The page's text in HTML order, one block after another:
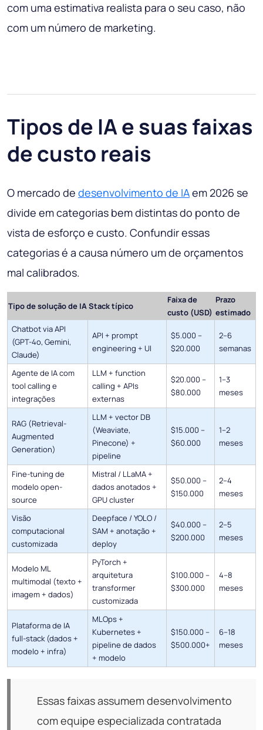
com uma estimativa realista para o seu caso, não
com um número de marketing.
Tipos de IA e suas faixas
de custo reais
O mercado de desenvolvimento de IAem 2026 se
divide em categorias bem distintas do ponto de
vista de esforço e custo. Confundir essas
categorias é a causa número um de orçamentos
mal calibrados.
Tipo de solução de IAStack típico
Faixa de
custo (USD)
Prazo
estimado
Chatbot via API
(GPT-4o, Gemini,
Claude)
API + prompt
engineering + UI
$5.000 –
$20.000
2–6
semanas
Agente de IA com
tool calling e
integrações
LLM + function
calling + APIs
externas
$20.000 –
$80.000
1–3
meses
RAG (Retrieval-
Augmented
Generation)
LLM + vector DB
(Weaviate,
Pinecone) +
pipeline
$15.000 –
$60.000
1–2
meses
Fine-tuning de
modelo open-
source
Mistral / LLaMA +
dados anotados +
GPU cluster
$50.000 –
$150.000
2–4
meses
Visão
computacional
customizada
Deepface / YOLO /
SAM + anotação +
deploy
$40.000 –
$200.000
2–5
meses
Modelo ML
multimodal (texto +
imagem + dados)
PyTorch +
arquitetura
transformer
customizada
$100.000 –
$300.000
4–8
meses
Plataforma de IA
full-stack (dados +
modelo + infra)
MLOps +
Kubernetes +
pipeline de dados
+ modelo
$150.000 –
$500.000+
6–18
meses
Essas faixas assumem desenvolvimento
com equipe especializada contratada